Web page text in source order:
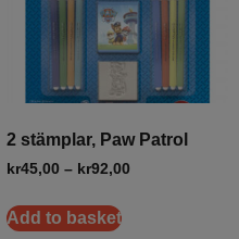
2 stämplar, Paw Patrol
kr45,00 – kr92,00
Add to basket